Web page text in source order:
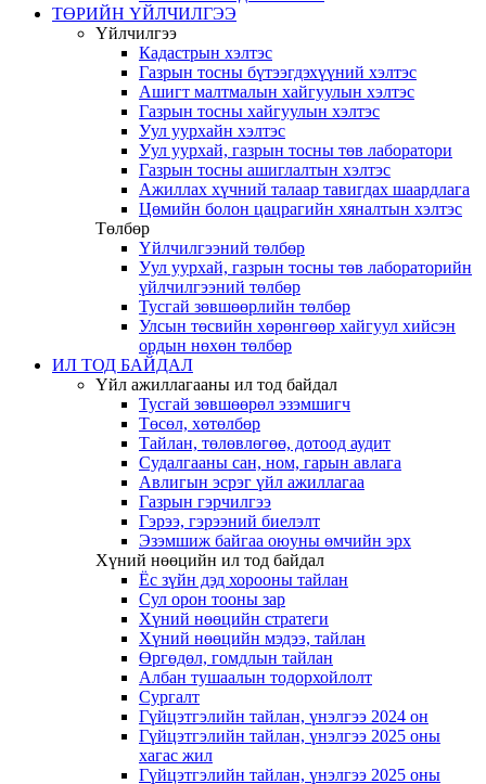
ТӨРИЙН ҮЙЛЧИЛГЭЭ
Үйлчилгээ
Кадастрын хэлтэс
Газрын тосны бүтээгдэхүүний хэлтэс
Ашигт малтмалын хайгуулын хэлтэс
Газрын тосны хайгуулын хэлтэс
Уул уурхайн хэлтэс
Уул уурхай, газрын тосны төв лаборатори
Газрын тосны ашиглалтын хэлтэс
Ажиллах хүчний талаар тавигдах шаардлага
Цөмийн болон цацрагийн хяналтын хэлтэс
Төлбөр
Үйлчилгээний төлбөр
Уул уурхай, газрын тосны төв лабораторийн
үйлчилгээний төлбөр
Тусгай зөвшөөрлийн төлбөр
Улсын төсвийн хөрөнгөөр хайгуул хийсэн
ордын нөхөн төлбөр
ИЛ ТОД БАЙДАЛ
Үйл ажиллагааны ил тод байдал
Тусгай зөвшөөрөл эзэмшигч
Төсөл, хөтөлбөр
Тайлан, төлөвлөгөө, дотоод аудит
Судалгааны сан, ном, гарын авлага
Авлигын эсрэг үйл ажиллагаа
Газрын гэрчилгээ
Гэрээ, гэрээний биелэлт
Эзэмшиж байгаа оюуны өмчийн эрх
Хүний нөөцийн ил тод байдал
Ёс зүйн дэд хорооны тайлан
Сул орон тооны зар
Хүний нөөцийн стратеги
Хүний нөөцийн мэдээ, тайлан
Өргөдөл, гомдлын тайлан
Албан тушаалын тодорхойлолт
Сургалт
Гүйцэтгэлийн тайлан, үнэлгээ 2024 он
Гүйцэтгэлийн тайлан, үнэлгээ 2025 оны
хагас жил
Гүйцэтгэлийн тайлан, үнэлгээ 2025 оны